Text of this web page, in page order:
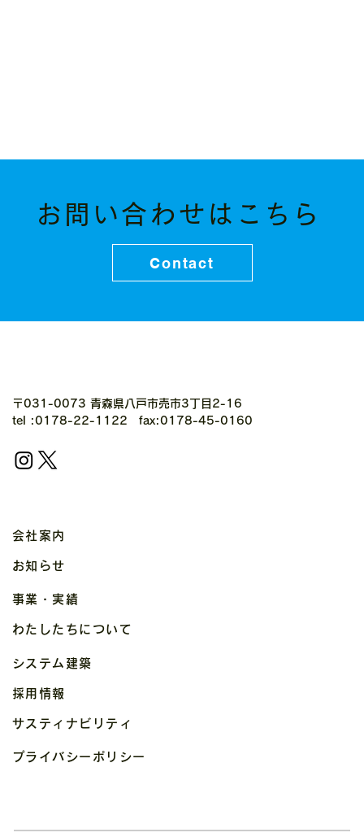
お問い合わせはこちら
Contact
〒031-0073 青森県八戸市売市3丁目2-16
tel :0178-22-1122 fax:0178-45-0160
わたしたちについて
お知らせ
会社案内
事業・実績
システム建築
採用情報
サスティナビリティ
プライバシーポリシー